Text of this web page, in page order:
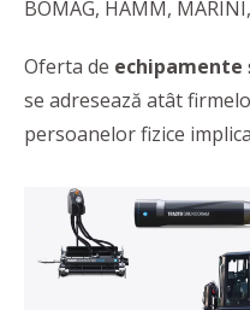
BOMAG, HAMM,
Oferta de
se adresează atât
persoanelor fizice